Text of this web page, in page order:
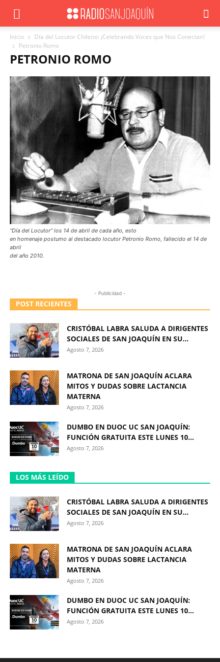
Inicio
Día del Locutor Chileno: ¡Celebrando Voces que Nos Conectan!
Petronio Romo
PETRONIO ROMO
“Día del Locutor” los 14 de abril de cada año, esto
en homenaje postumo al destacado locutor Petronio Romo, fallecido el 14 de
abril
del año 2010.
- Publicidad -
POST RECIENTES
CRISTÓBAL LABRA SALUDA A DIRIGENTES
SOCIALES DE SAN JOAQUÍN EN SU...
Agosto 7, 2026
MATRONA DE SAN JOAQUÍN ACLARA
MITOS Y DUDAS SOBRE LACTANCIA
MATERNA
Agosto 7, 2026
DUMBO EN DUOC UC SAN JOAQUÍN:
FUNCIÓN GRATUITA ESTE LUNES 10...
Agosto 7, 2026
LOS MÁS LEÍDO
CRISTÓBAL LABRA SALUDA A DIRIGENTES
SOCIALES DE SAN JOAQUÍN EN SU...
Agosto 7, 2026
MATRONA DE SAN JOAQUÍN ACLARA
MITOS Y DUDAS SOBRE LACTANCIA
MATERNA
Agosto 7, 2026
DUMBO EN DUOC UC SAN JOAQUÍN:
FUNCIÓN GRATUITA ESTE LUNES 10...
Agosto 7, 2026